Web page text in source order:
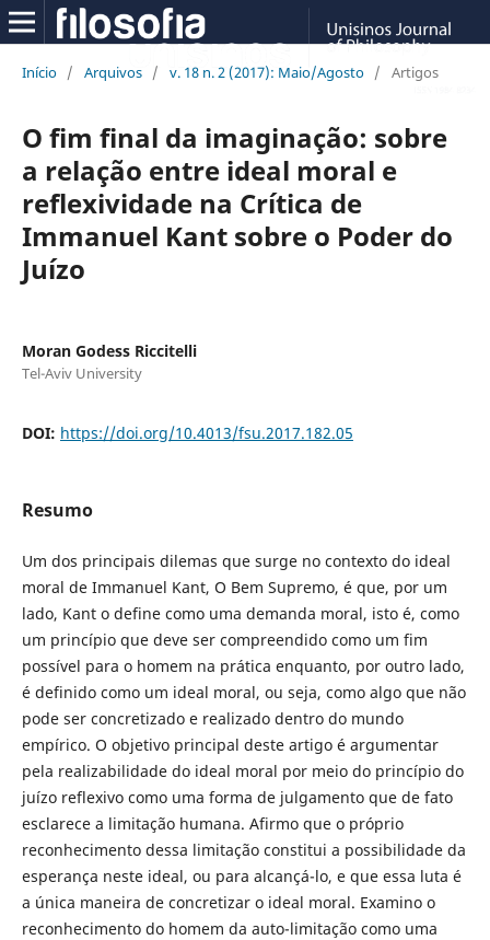
Início / Arquivos / v. 18 n. 2 (2017): Maio/Agosto / Artigos
O fim final da imaginação: sobre
a relação entre ideal moral e
reflexividade na Crítica de
Immanuel Kant sobre o Poder do
Juízo
Moran Godess Riccitelli
Tel-Aviv University
DOI: https://doi.org/10.4013/fsu.2017.182.05
Resumo
Um dos principais dilemas que surge no contexto do ideal
moral de Immanuel Kant, O Bem Supremo, é que, por um
lado, Kant o define como uma demanda moral, isto é, como
um princípio que deve ser compreendido como um fim
possível para o homem na prática enquanto, por outro lado,
é definido como um ideal moral, ou seja, como algo que não
pode ser concretizado e realizado dentro do mundo
empírico. O objetivo principal deste artigo é argumentar
pela realizabilidade do ideal moral por meio do princípio do
juízo reflexivo como uma forma de julgamento que de fato
esclarece a limitação humana. Afirmo que o próprio
reconhecimento dessa limitação constitui a possibilidade da
esperança neste ideal, ou para alcançá-lo, e que essa luta é
a única maneira de concretizar o ideal moral. Examino o
reconhecimento do homem da auto-limitação como uma